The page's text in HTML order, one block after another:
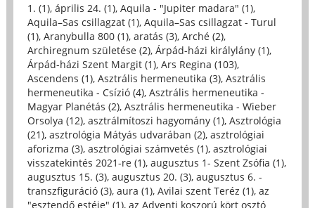
1. (1), április 24. (1), Aquila - "Jupiter madara" (1),
Aquila–Sas csillagzat (1), Aquila–Sas csillagzat - Turul
(1), Aranybulla 800 (1), aratás (3), Arché (2),
Archiregnum születése (2), Árpád-házi királylány (1),
Árpád-házi Szent Margit (1), Ars Regina (103),
Ascendens (1), Asztrális hermeneutika (3), Asztrális
hermeneutika - Csízió (4), Asztrális hermeneutika -
Magyar Planétás (2), Asztrális hermeneutika - Wieber
Orsolya (12), asztrálmítoszi hagyomány (1), Asztrológia
(21), asztrológia Mátyás udvarában (2), asztrológiai
aforizma (3), asztrológiai számvetés (1), asztrológiai
visszatekintés 2021-re (1), augusztus 1- Szent Zsófia (1),
augusztus 15. (3), augusztus 20. (3), augusztus 6. -
transzfiguráció (3), aura (1), Avilai szent Teréz (1), az
"esztendő estéje" (1), az Adventi koszorú kört osztó